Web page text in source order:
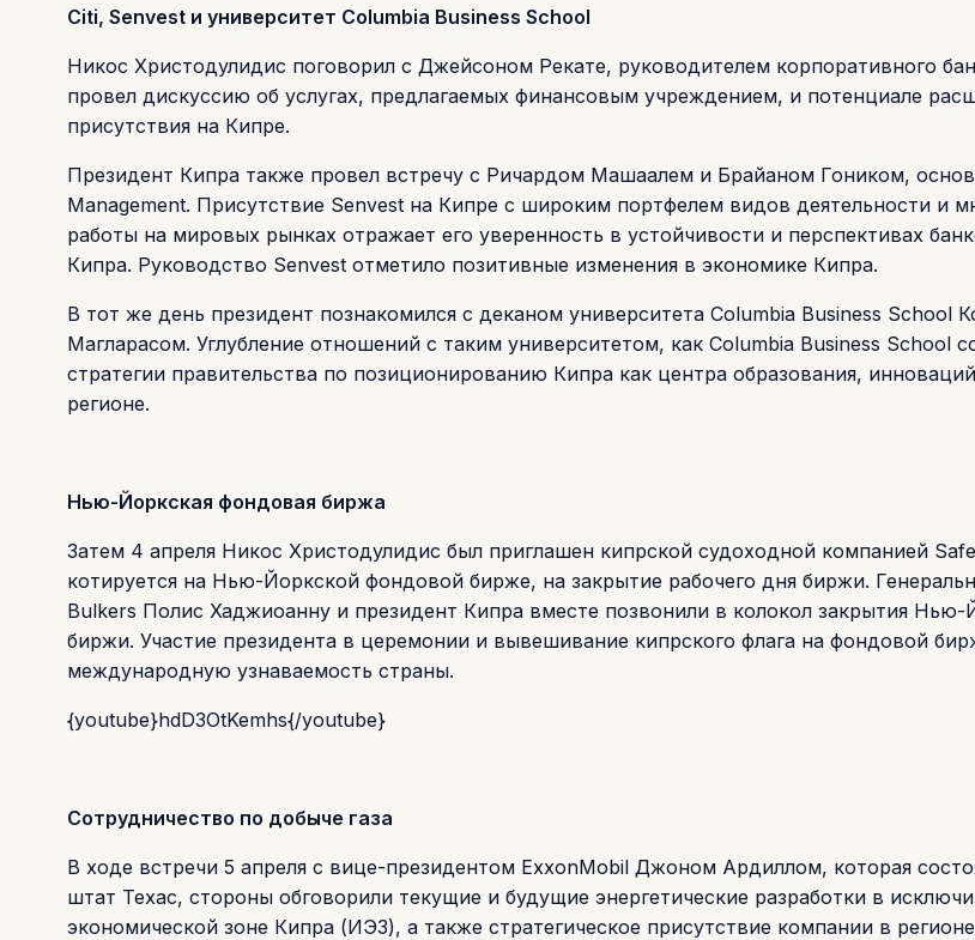
Citi, Senvest и университет Columbia Business School
Никос Христодулидис поговорил с Джейсоном Рекате, руководителем корпоративного
провел дискуссию об услугах, предлагаемых финансовым учреждением, и потенциале
присутствия на Кипре.
Президент Кипра также провел встречу с Ричардом Машаалем и Брайаном Гоником,
Management. Присутствие Senvest на Кипре с широким портфелем видов деятельности и
работы на мировых рынках отражает его уверенность в устойчивости и перспективах
Кипра. Руководство Senvest отметило позитивные изменения в экономике Кипра.
В тот же день президент познакомился с деканом университета Columbia Business School
Магларасом. Углубление отношений с таким университетом, как Columbia Business School
стратегии правительства по позиционированию Кипра как центра образования,
регионе.
Нью-Йоркская фондовая биржа
Затем 4 апреля Никос Христодулидис был приглашен кипрской судоходной компанией
котируется на Нью-Йоркской фондовой бирже, на закрытие рабочего дня биржи.
Bulkers Полис Хаджиоанну и президент Кипра вместе позвонили в колокол закрытия
биржи. Участие президента в церемонии и вывешивание кипрского флага на фондовой
международную узнаваемость страны.
{youtube}hdD3OtKemhs{/youtube}
Сотрудничество по добыче газа
В ходе встречи 5 апреля с вице-президентом ExxonMobil Джоном Ардиллом, которая
штат Техас, стороны обговорили текущие и будущие энергетические разработки в
экономической зоне Кипра (ИЭЗ), а также стратегическое присутствие компании в